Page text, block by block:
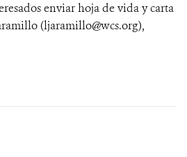
enviar hoja de vida y carta
(ljaramillo@wcs.org),